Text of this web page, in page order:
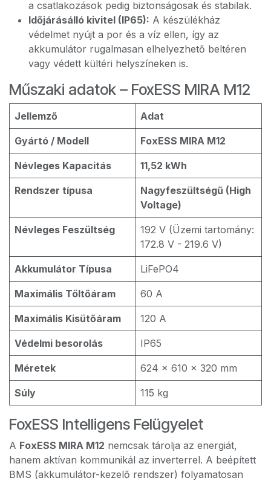
a csatlakozások pedig biztonságosak és stabilak.
Időjárásálló kivitel (IP65): A készülékház
védelmet nyújt a por és a víz ellen, így az
akkumulátor rugalmasan elhelyezhető beltéren
vagy védett kültéri helyszíneken is.
Műszaki adatok – FoxESS MIRA M12
Jellemző Adat
Gyártó / Modell FoxESS MIRA M12
Névleges Kapacitás 11,52 kWh
Rendszer típusa
Nagyfeszültségű (High
Voltage)
Névleges Feszültség
192 V (Üzemi tartomány:
172.8 V - 219.6 V)
Akkumulátor Típusa LiFePO4
Maximális Töltőáram 60 A
Maximális Kisütőáram 120 A
Védelmi besorolás IP65
Méretek 624 x 610 x 320 mm
Súly 115 kg
FoxESS Intelligens Felügyelet
A FoxESS MIRA M12 nemcsak tárolja az energiát,
hanem aktívan kommunikál az inverterrel. A beépített
BMS (akkumulátor-kezelő rendszer) folyamatosan